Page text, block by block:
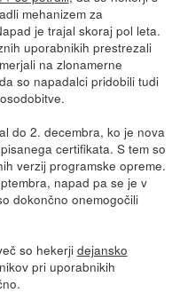
mehanizem za
je trajal skoraj pol leta.
uporabnikih prestrezali
na zlonamerne
so napadalci pridobili tudi
do 2. decembra, ko je nova
certifikata. S tem so
verzij programske opreme.
napad pa se je v
dokončno onemogočili
so hekerjidejansko
pri uporabnikih